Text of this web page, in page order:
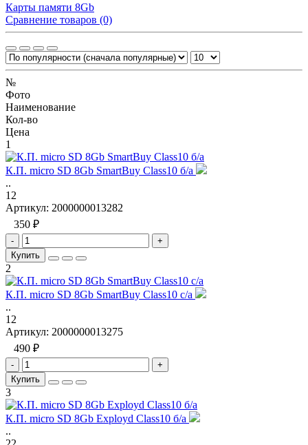
Карты памяти 8Gb
Сравнение товаров (0)
№
Фото
Наименование
Кол-во
Цена
1
К.П. micro SD 8Gb SmartBuy Class10 б/а
..
12
Артикул: 2000000013282
350 ₽
-
+
Купить
2
К.П. micro SD 8Gb SmartBuy Class10 с/а
..
12
Артикул: 2000000013275
490 ₽
-
+
Купить
3
К.П. micro SD 8Gb Exployd Class10 б/а
..